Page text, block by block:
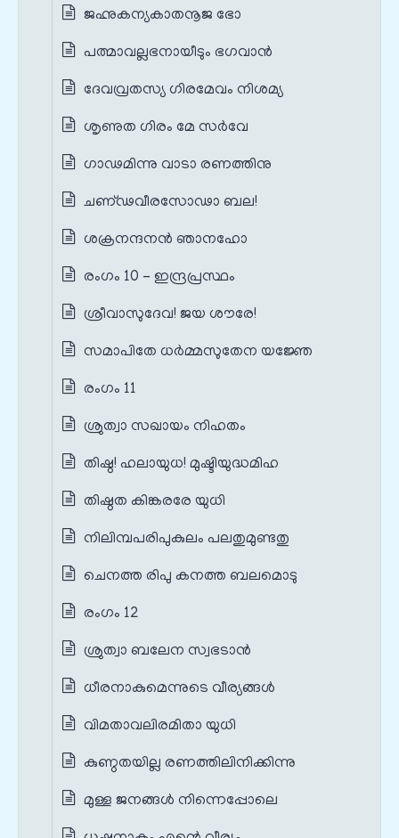
ജഹ്നുകന്യകാതനൂജ ഭോ
പത്മാവല്ലഭനായീടും ഭഗവാൻ
ദേവവ്രതസ്യ ഗിരമേവം നിശമ്യ
ശൃണുത ഗിരം മേ സർവേ
ഗാഢമിന്നു വാടാ രണത്തിനു
ചണ്ഢവീരസോഢാ ബല!
ശക്രനന്ദനൻ ഞാനഹോ
രംഗം 10 – ഇന്ദ്രപ്രസ്ഥം
ശ്രീവാസുദേവ! ജയ ശൗരേ!
സമാപിതേ ധർമ്മസുതേന യജ്ഞേ
രംഗം 11
ശ്രുത്വാ സഖായം നിഹതം
തിഷ്ഠ! ഹലായുധ! മുഷ്ടിയുദ്ധമിഹ
തിഷ്ഠത കിങ്കരരേ യുധി
നിലിമ്പപരിപുകുലം പലതുമുണ്ടതു
ചെനത്ത രിപു കനത്ത ബലമൊടു
രംഗം 12
ശ്രുത്വാ ബലേന സ്വഭടാൻ
ധീരനാകുമെന്നുടെ വീര്യങ്ങൾ
വിമതാവലിരമിതാ യുധി
കുണ്ഠതയില്ല രണത്തിലിനിക്കിന്നു
മുള്ള ജനങ്ങൾ നിന്നെപ്പോലെ